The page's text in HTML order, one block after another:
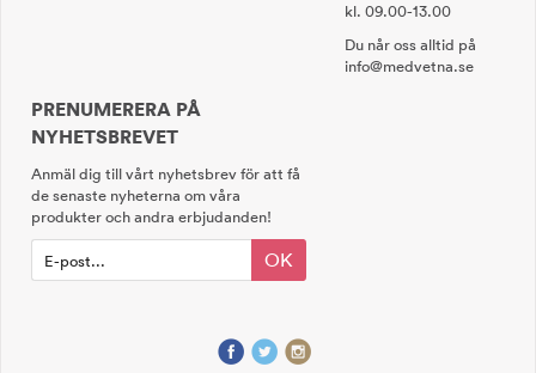
kl. 09.00-13.00
Du når oss alltid på
info@medvetna.se
PRENUMERERA PÅ
NYHETSBREVET
Anmäl dig till vårt nyhetsbrev för att få
de senaste nyheterna om våra
produkter och andra erbjudanden!
OK